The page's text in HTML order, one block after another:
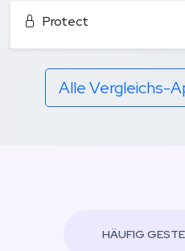
Protect
Alle Vergleichs-
HÄUFIG